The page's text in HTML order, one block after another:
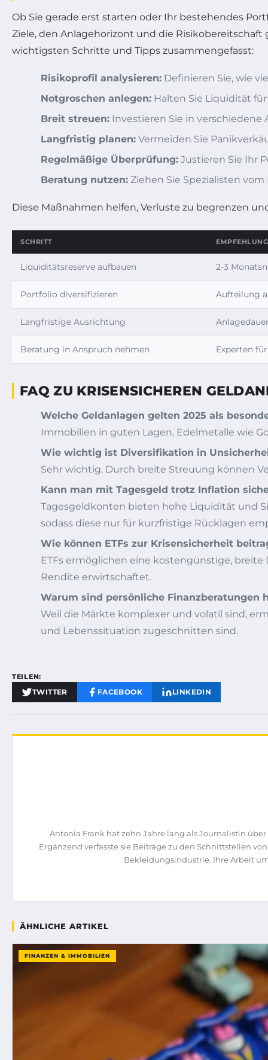
Ob Sie gerade erst starten oder Ihr bestehendes
Ziele, den Anlagehorizont und die
wichtigsten Schritte und Tipps zusammengefasst:
Risikoprofil analysieren: Definieren Sie, wie
Notgroschen anlegen: Halten Sie Liquidität
Breit streuen: Investieren Sie in verschiedene
Langfristig planen: Vermeiden Sie
Regelmäßige Überprüfung: Justieren Sie Ihr
Beratung nutzen: Ziehen Sie Spezialisten
Diese Maßnahmen helfen, Verluste zu begrenzen
SCHRITT EMPFEHLUNG
Liquiditätsreserve aufbauen 2-3
Portfolio diversifizieren Aufteilung
Langfristige Ausrichtung
Beratung in Anspruch nehmen Experten
FAQ ZU KRISENSICHEREN
Welche Geldanlagen gelten 2025 als
Immobilien in guten Lagen, Edelmetalle wie
Wie wichtig ist Diversifikation in
Sehr wichtig. Durch breite Streuung können
Kann man mit Tagesgeld trotz Inflation
Tagesgeldkonten bieten hohe Liquidität und
sodass diese nur für kurzfristige Rücklagen
Wie können ETFs zur Krisensicherheit
ETFs ermöglichen eine kostengünstige,
Rendite erwirtschaftet.
Warum sind persönliche Finanzberatungen
Weil die Märkte komplexer und volatil sind,
und Lebenssituation zugeschnitten sind.
TEILEN:
TWITTER FACEBOOK LINKEDIN
Antonia Frank hat zehn Jahre lang als Journalistin
Ergänzend verfasste sie Beiträge zu den Schnittstellen
Bekleidungsindustrie. Ihre Arbeit
ÄHNLICHE ARTIKEL
FINANZEN & IMMOBILIEN